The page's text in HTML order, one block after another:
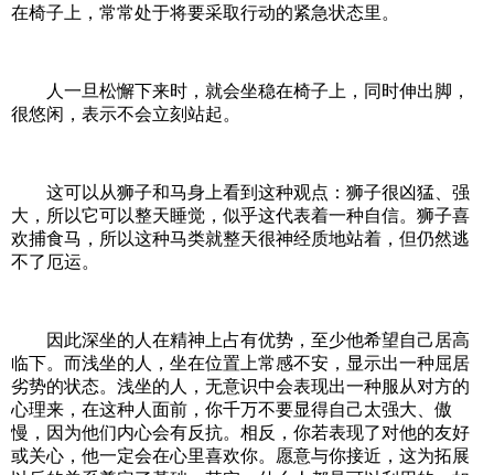
在椅子上，常常处于将要采取行动的紧急状态里。
人一旦松懈下来时，就会坐稳在椅子上，同时伸出脚，
很悠闲，表示不会立刻站起。
这可以从狮子和马身上看到这种观点：狮子很凶猛、强
大，所以它可以整天睡觉，似乎这代表着一种自信。狮子喜
欢捕食马，所以这种马类就整天很神经质地站着，但仍然逃
不了厄运。
因此深坐的人在精神上占有优势，至少他希望自己居高
临下。而浅坐的人，坐在位置上常感不安，显示出一种屈居
劣势的状态。浅坐的人，无意识中会表现出一种服从对方的
心理来，在这种人面前，你千万不要显得自己太强大、傲
慢，因为他们内心会有反抗。相反，你若表现了对他的友好
或关心，他一定会在心里喜欢你。愿意与你接近，这为拓展